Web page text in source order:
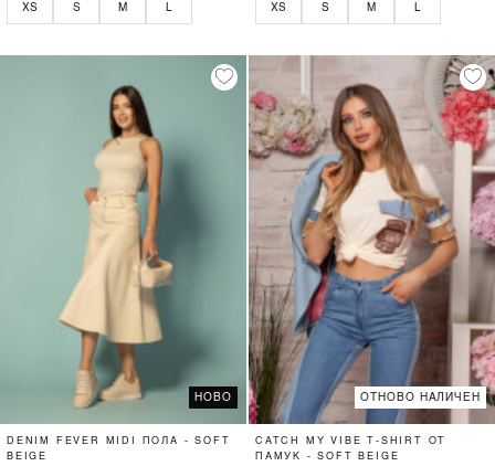
XS S M XS S M
НОВО
DENIM FEVER MIDI ПОЛА - SOFT
BEIGE
ОТНОВО НАЛИЧЕН
CATCH MY VIBE T-SHIRT ОТ
ПАМУК - SOFT BEIGE